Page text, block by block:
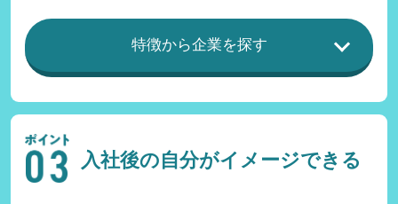
特徴から企業を探す
入社後の自分がイメージできる